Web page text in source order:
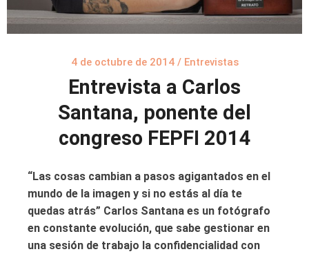
4 de octubre de 2014/ Entrevistas
Entrevista a Carlos
Santana, ponente del
congreso FEPFI 2014
“Las cosas cambian a pasos agigantados en el
mundo de la imagen y si no estás al día te
quedas atrás” Carlos Santana es un fotógrafo
en constante evolución, que sabe gestionar en
una sesión de trabajo la confidencialidad con